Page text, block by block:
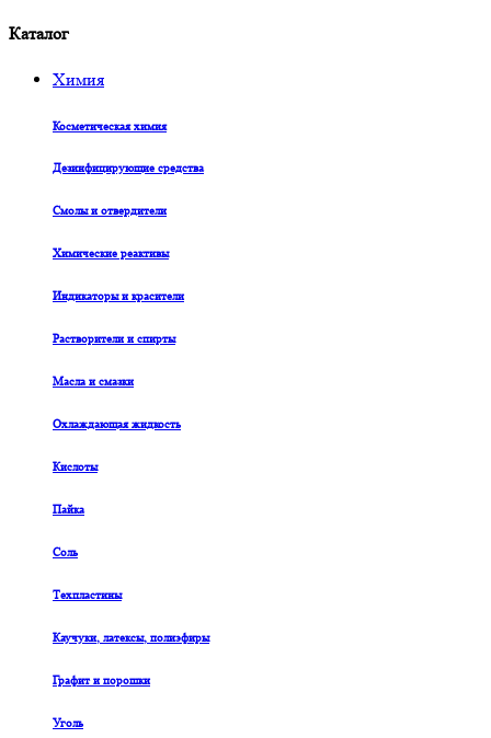
Каталог
Химия
Косметическая химия
Дезинфицирующие средства
Смолы и отвердители
Химические реактивы
Индикаторы и красители
Растворители и спирты
Масла и смазки
Охлаждающая жидкость
Кислоты
Пайка
Соль
Техпластины
Каучуки, латексы, полиэфиры
Графит и порошки
Уголь